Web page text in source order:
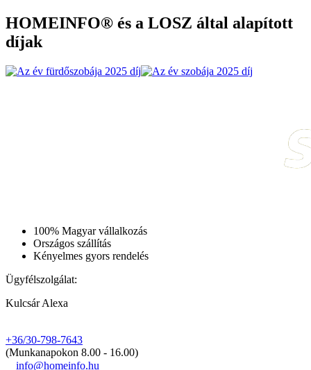
HOMEINFO® és a LOSZ által alapított
díjak
100% Magyar vállalkozás
Országos szállítás
Kényelmes gyors rendelés
Ügyfélszolgálat:
Kulcsár Alexa
+36/30-798-7643
(Munkanapokon 8.00 - 16.00)
info@homeinfo.hu